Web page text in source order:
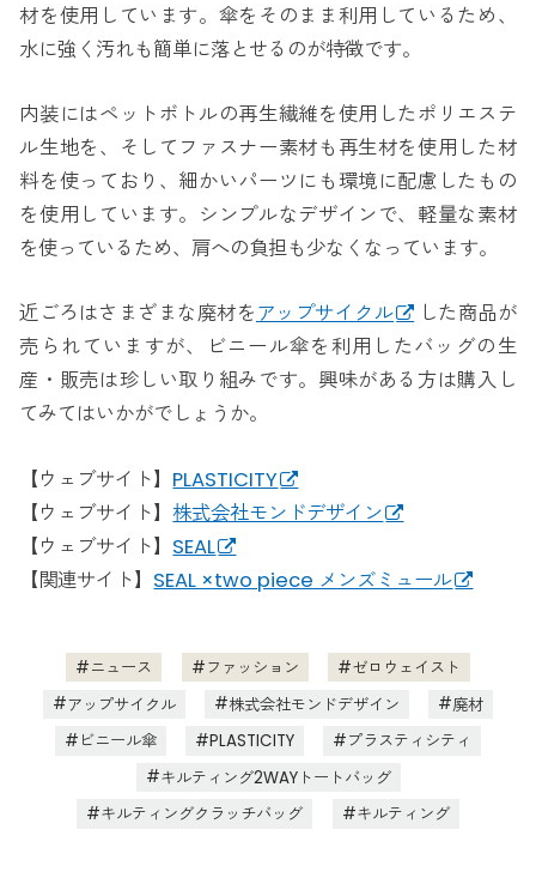
材を使用しています。傘をそのまま利用しているため、
水に強く汚れも簡単に落とせるのが特徴です。
内装にはペットボトルの再生繊維を使用したポリエステ
ル生地を、そしてファスナー素材も再生材を使用した材
料を使っており、細かいパーツにも環境に配慮したもの
を使用しています。シンプルなデザインで、軽量な素材
を使っているため、肩への負担も少なくなっています。
近ごろはさまざまな廃材をアップサイクル
した商品が
売られていますが、ビニール傘を利用したバッグの生
産・販売は珍しい取り組みです。興味がある方は購入し
てみてはいかがでしょうか。
【ウェブサイト】 PLASTICITY
【ウェブサイト】株式会社モンドデザイン
【ウェブサイト】 SEAL
【関連サイト】 SEAL ×two piece メンズミュール
ニュース ファッション
ゼロウェイスト
アップサイクル
株式会社モンドデザイン
廃材
ビニール傘
PLASTICITY
プラスティシティ
キルティング2WAYトートバッグ
キルティングクラッチバッグ
キルティング